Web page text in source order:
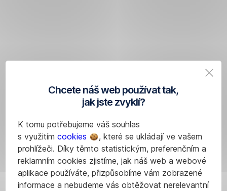
Chcete náš web používat tak,
jak jste zvyklí?
K tomu potřebujeme váš souhlas
s využitím cookies
, které se ukládají ve vašem
prohlížeči. Díky těmto statistickým, preferenčním a
reklamním cookies zjistíme, jak náš web a webové
aplikace používáte, přizpůsobíme vám zobrazené
informace a nebudeme vás obtěžovat nerelevantní